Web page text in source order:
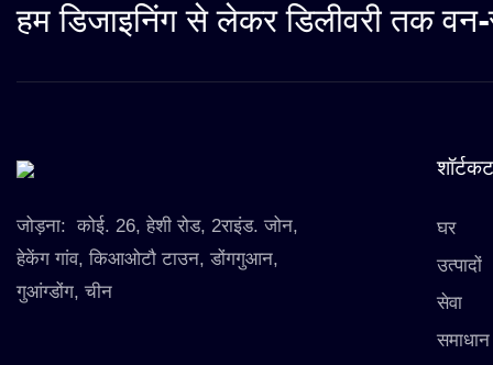
हम डिजाइनिंग से लेकर डिलीवरी तक
जोड़ना: कोई. 26, हेशी रोड, 2राइंड. जोन,
हेकेंग गांव, किआओटौ टाउन, डोंगगुआन,
गुआंग्डोंग, चीन
घर
उत्पादों
सेवा
समाधान